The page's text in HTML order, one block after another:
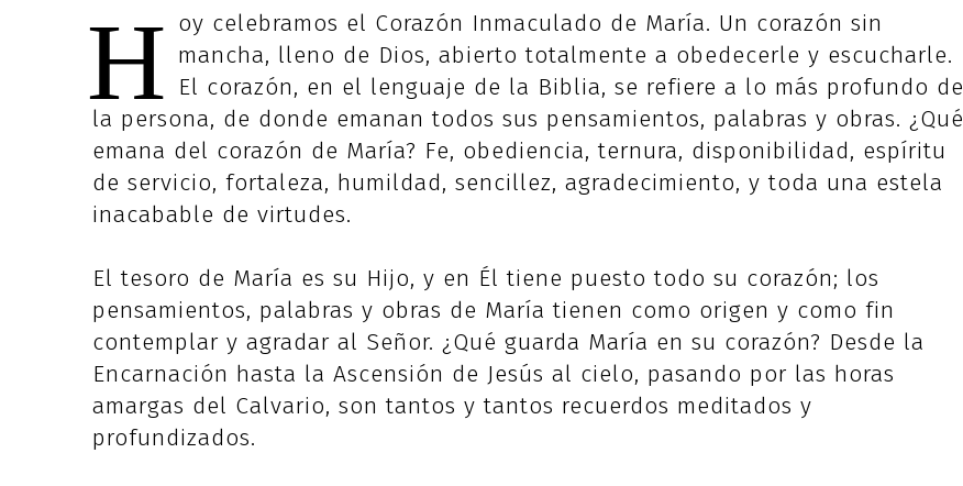
H oy celebramos el Corazón Inmaculado de María. Un corazón sin
mancha, lleno de Dios, abierto totalmente a obedecerle y escucharle.
El corazón, en el lenguaje de la Biblia, se refiere a lo más profundo de
la persona, de donde emanan todos sus pensamientos, palabras y obras. ¿Qué
emana del corazón de María? Fe, obediencia, ternura, disponibilidad, espíritu
de servicio, fortaleza, humildad, sencillez, agradecimiento, y toda una estela
inacabable de virtudes.
El tesoro de María es su Hijo, y en Él tiene puesto todo su corazón; los
pensamientos, palabras y obras de María tienen como origen y como fin
contemplar y agradar al Señor. ¿Qué guarda María en su corazón? Desde la
Encarnación hasta la Ascensión de Jesús al cielo, pasando por las horas
amargas del Calvario, son tantos y tantos recuerdos meditados y
profundizados.